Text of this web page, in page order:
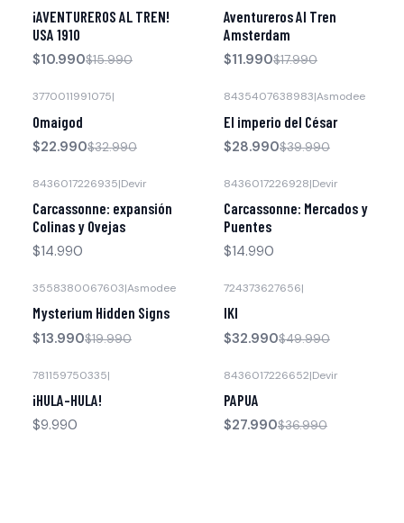
Agotado
¡AVENTUREROS AL TREN!
USA 1910
$10.990$15.990
Aventureros Al Tren
Amsterdam
$11.990$17.990
3770011991075|
Omaigod
$22.990$32.990
8435407638983|Asmodee
El imperio del César
$28.990$39.990
8436017226935|Devir
Carcassonne: expansión
Colinas y Ovejas
$14.990
8436017226928|Devir
Carcassonne: Mercados y
Puentes
$14.990
3558380067603|Asmodee
Mysterium Hidden Signs
$13.990$19.990
724373627656|
IKI
$32.990$49.990
781159750335|
¡HULA-HULA!
$9.990
8436017226652|Devir
PAPUA
$27.990$36.990